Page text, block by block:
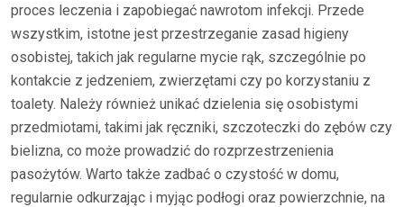
proces leczenia i zapobiegać nawrotom infekcji. Przede
wszystkim, istotne jest przestrzeganie zasad higieny
osobistej, takich jak regularne mycie rąk, szczególnie po
kontakcie z jedzeniem, zwierzętami czy po korzystaniu z
toalety. Należy również unikać dzielenia się osobistymi
przedmiotami, takimi jak ręczniki, szczoteczki do zębów czy
bielizna, co może prowadzić do rozprzestrzenienia
pasożytów. Warto także zadbać o czystość w domu,
regularnie odkurzając i myjąc podłogi oraz powierzchnie, na